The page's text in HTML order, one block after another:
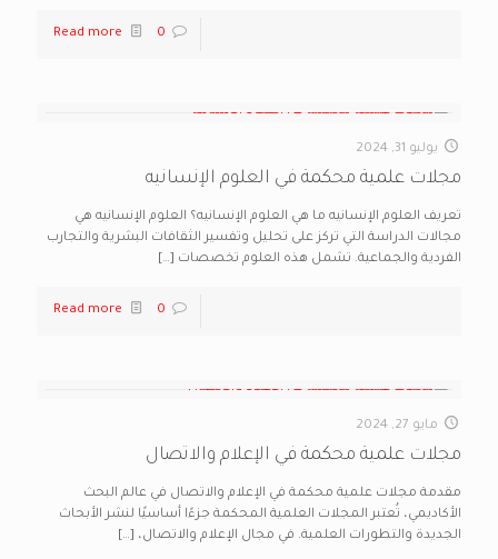
0
Read more
يوليو 31, 2024
مجلات علمية محكمة في العلوم الإنسانيه
تعريف العلوم الإنسانيه ما هي العلوم الإنسانيه؟ العلوم الإنسانيه هي
مجالات الدراسة التي تركز على تحليل وتفسير الثقافات البشرية والتجارب
الفردية والجماعية. تشمل هذه العلوم تخصصات […]
0
Read more
مايو 27, 2024
مجلات علمية محكمة في الإعلام والاتصال
مقدمة مجلات علمية محكمة في الإعلام والاتصال في عالم البحث
الأكاديمي، تُعتبر المجلات العلمية المحكمة جزءًا أساسيًا لنشر الأبحاث
الجديدة والتطورات العلمية. في مجال الإعلام والاتصال، […]